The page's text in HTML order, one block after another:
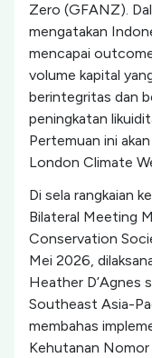
Zero (GFANZ).
mengatakan
mencapai
volume kapital
berintegritas dan
peningkatan
Pertemuan ini
London Climate
Di sela rangkaian
Bilateral Meeting
Conservation
Mei 2026,
Heather D’Agnes
Southeast Asia-
membahas
Kehutanan